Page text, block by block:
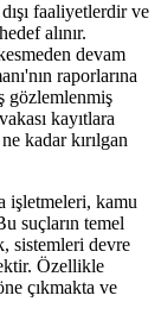
faaliyetlerdir ve
alınır.
devam
raporlarına
gözlemlenmiş
kayıtlara
kadar kırılgan
işletmeleri, kamu
suçların temel
sistemleri devre
Özellikle
çıkmakta ve